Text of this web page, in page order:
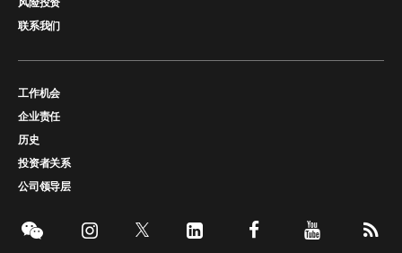
风险投资
联系我们
工作机会
企业责任
历史
投资者关系
公司领导层